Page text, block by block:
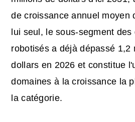
de croissance annuel moyen
lui seul, le sous-segment des
robotisés a déjà dépassé 1,2
dollars en 2026 et constitue
domaines à la croissance la
la catégorie.